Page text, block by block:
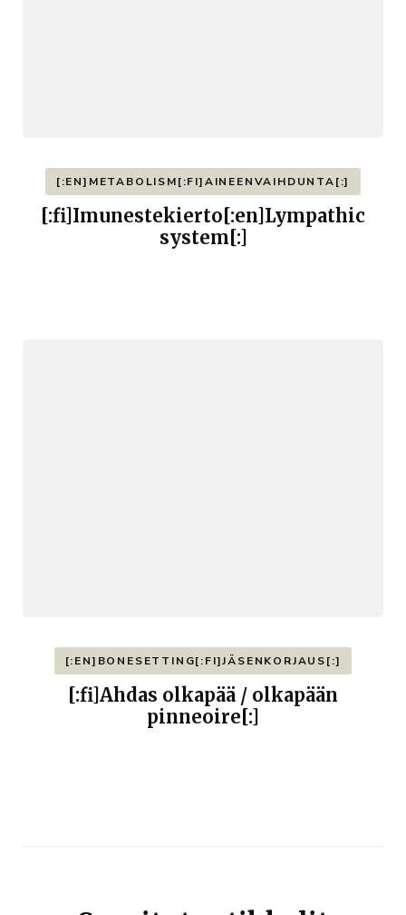
[:EN]METABOLISM[:FI]AINEENVAIHDUNTA[:]
[:fi]Imunestekierto[:en]Lympathic
system[:]
[:EN]BONESETTING[:FI]JÄSENKORJAUS[:]
[:fi]Ahdas olkapää / olkapään
pinneoire[:]